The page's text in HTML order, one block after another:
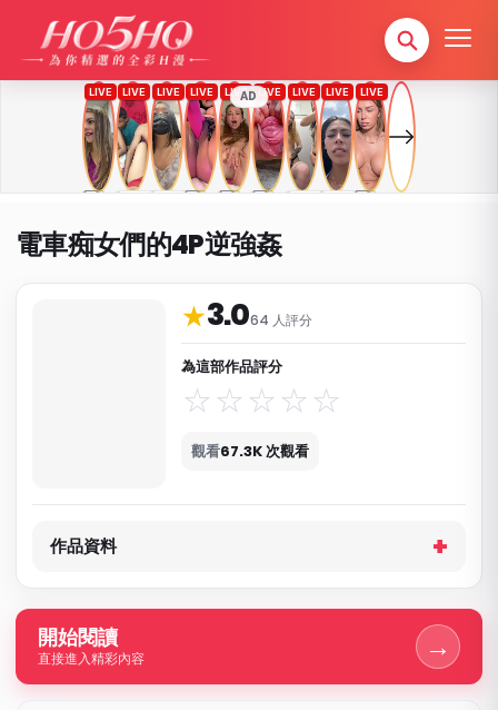
AD
電車痴女們的4P逆強姦
★3.064 人評分
為這部作品評分
觀看67.3K 次觀看
作品資料與分類
作品資料
開始閱讀
直接進入精彩內容 →